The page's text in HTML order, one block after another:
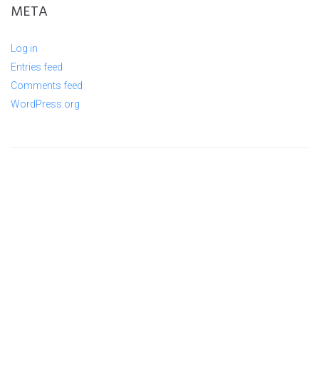
META
Log in
Entries feed
Comments feed
WordPress.org